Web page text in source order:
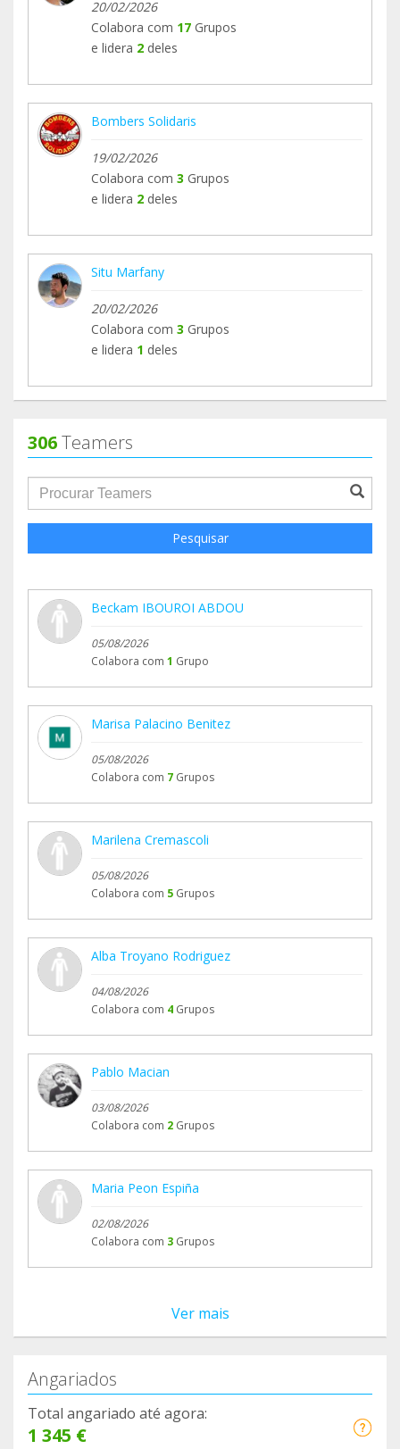
Many thanks to all the Teamers and everyone
Mi grano de arena per donatius més grans:
https://www.migranodearena.org/reto/aigua-
aliments-i-ajuda-per-gaza
Por problemas de derechos de autor, el video en
Youtube esta sin musica, en Instagram lo teneis
con sonido.
20/02/2026
Colabora com 17 Grupos
e lidera 2 deles
Bombers Solidaris
19/02/2026
Colabora com 3 Grupos
e lidera 2 deles
Situ Marfany
20/02/2026
Colabora com 3 Grupos
e lidera 1 deles
306Teamers
groupProfile.searchForm.search.text???
Pesquisar
Beckam IBOUROI ABDOU
05/08/2026
Colabora com 1 Grupo
Marisa Palacino Benitez
05/08/2026
Colabora com 7 Grupos
Marilena Cremascoli
05/08/2026
Colabora com 5 Grupos
Alba Troyano Rodriguez
04/08/2026
Colabora com 4 Grupos
Pablo Macian
03/08/2026
Colabora com 2 Grupos
Maria Peon Espiña
02/08/2026
Colabora com 3 Grupos
Ver mais
Angariados
Total angariado até agora:
1 345 €